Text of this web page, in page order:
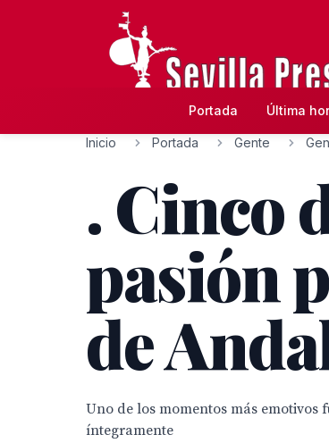
Portada Última
Inicio Portada Gente
. Cinco
pasión
de
Uno de los momentos más
íntegramente